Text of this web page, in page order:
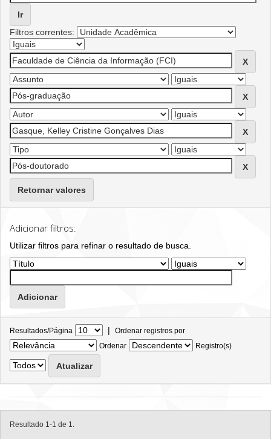
Filtros correntes:
Retornar valores
Adicionar filtros:
Utilizar filtros para refinar o resultado de busca.
Resultados/Página | Ordenar registros por
Ordenar
Registro(s)
Resultado 1-1 de 1.